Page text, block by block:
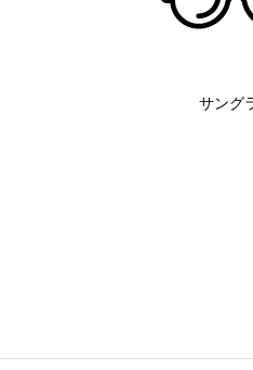
サング